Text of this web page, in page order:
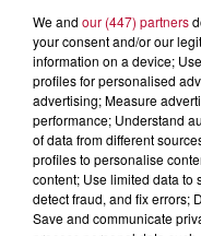
Réduction des
espaces
Baisse des
Suppression
Déploiement de
La banque
d’énergie :
Renforcement
We and our (447) partners
your consent and/or our
information on a device;
profiles for personalised
advertising; Measure
performance; Understand
of data from different
profiles to personalise
content; Use limited data to
detect fraud, and fix errors;
Save and communicate